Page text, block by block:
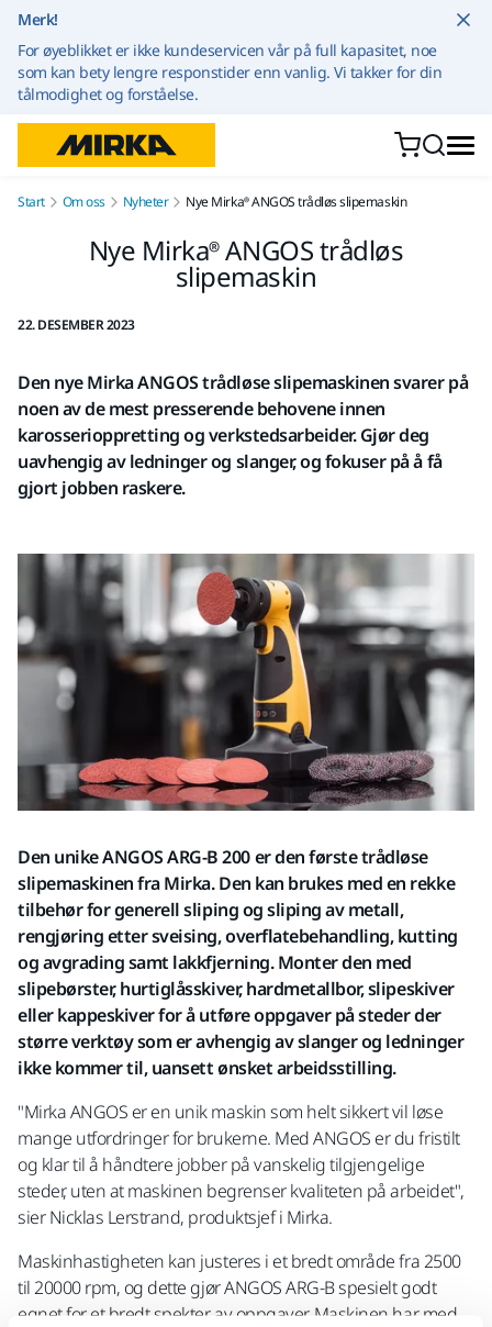
Merk!
For øyeblikket er ikke kundeservicen vår på full kapasitet, noe
som kan bety lengre responstider enn vanlig. Vi takker for din
tålmodighet og forståelse.
Start Om oss Nyheter Nye Mirka® ANGOS trådløs slipemaskin
Nye Mirka® ANGOS trådløs
slipemaskin
22. DESEMBER 2023
Den nye Mirka ANGOS trådløse slipemaskinen svarer på
noen av de mest presserende behovene innen
karosserioppretting og verkstedsarbeider. Gjør deg
uavhengig av ledninger og slanger, og fokuser på å få
gjort jobben raskere.
Den unike ANGOS ARG-B 200 er den første trådløse
slipemaskinen fra Mirka. Den kan brukes med en rekke
tilbehør for generell sliping og sliping av metall,
rengjøring etter sveising, overflatebehandling, kutting
og avgrading samt lakkfjerning. Monter den med
slipebørster, hurtiglåsskiver, hardmetallbor, slipeskiver
eller kappeskiver for å utføre oppgaver på steder der
større verktøy som er avhengig av slanger og ledninger
ikke kommer til, uansett ønsket arbeidsstilling.
"Mirka ANGOS er en unik maskin som helt sikkert vil løse
mange utfordringer for brukerne. Med ANGOS er du fristilt
og klar til å håndtere jobber på vanskelig tilgjengelige
steder, uten at maskinen begrenser kvaliteten på arbeidet",
sier Nicklas Lerstrand, produktsjef i Mirka.
Maskinhastigheten kan justeres i et bredt område fra 2500
til 20000 rpm, og dette gjør ANGOS ARG-B spesielt godt
egnet for et bredt spekter av oppgaver. Maskinen har med